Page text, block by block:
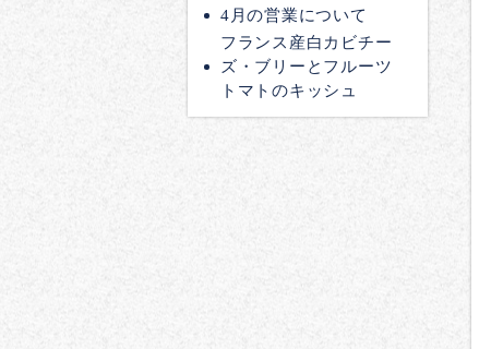
4月の営業について
フランス産白カビチー
ズ・ブリーとフルーツ
トマトのキッシュ